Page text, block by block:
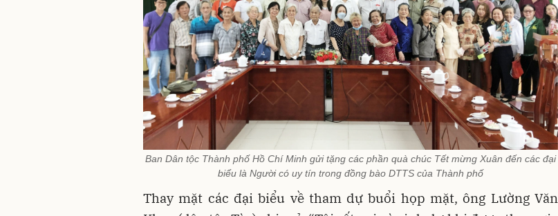
Ban Dân tộc Thành phố Hồ Chí Minh gửi tặng các phần quà chúc Tết mừng Xuân đến các đại
biểu là Người có uy tín trong đồng bào DTTS của Thành phố
Thay mặt các đại biểu về tham dự buổi họp mặt, ông Lường Văn